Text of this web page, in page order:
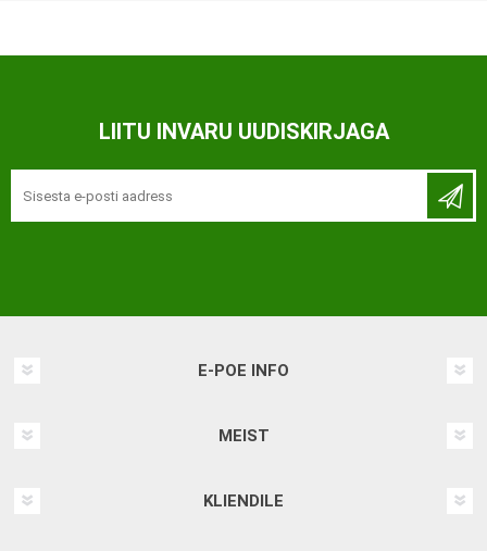
LIITU INVARU UUDISKIRJAGA
E-POE INFO
MEIST
KLIENDILE